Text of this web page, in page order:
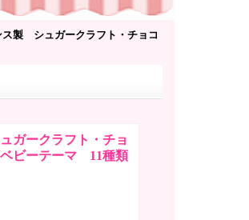
ス製 シュガークラフト・チョコ
ガークラフト・チョ
ビーテーマ 11種類